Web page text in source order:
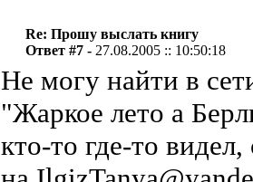
Re: Прошу выслать книгу
Ответ #7 - 27.08.2005 :: 10:50:18
Не могу найти в
"Жаркое лето а
кто-то где-то